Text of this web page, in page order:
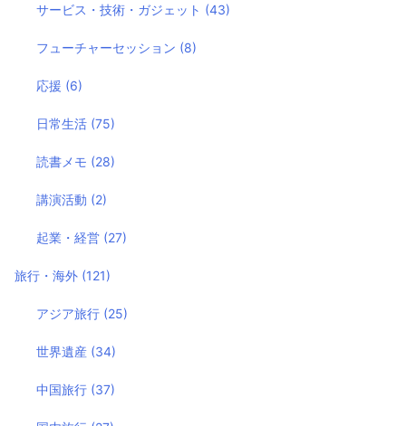
サービス・技術・ガジェット (43)
フューチャーセッション (8)
応援 (6)
日常生活 (75)
読書メモ (28)
講演活動 (2)
起業・経営 (27)
旅行・海外 (121)
アジア旅行 (25)
世界遺産 (34)
中国旅行 (37)